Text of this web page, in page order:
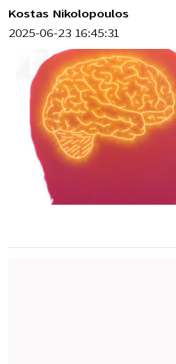
Kostas Nikolopoulos
2025-06-23 16:45:31